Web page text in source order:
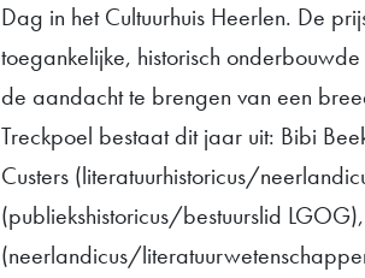
Dag in het Cultuurhuis Heerlen. De
toegankelijke, historisch
de aandacht te brengen van een
Treckpoel bestaat dit jaar uit: Bibi
Custers (literatuurhistoricus/
(publiekshistoricus/bestuurslid
(neerlandicus/